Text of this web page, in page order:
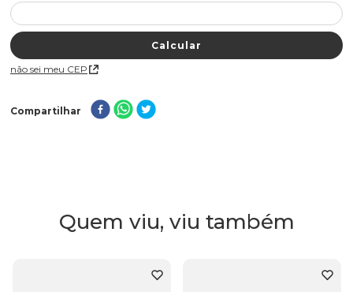
Não sei meu CEP
Compartilhar
Quem viu, viu também